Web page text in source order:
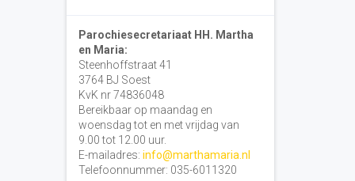
Parochiesecretariaat HH. Martha
en Maria:
Steenhoffstraat 41
3764 BJ Soest
KvK nr 74836048
Bereikbaar op maandag en
woensdag tot en met vrijdag van
9.00 tot 12.00 uur.
E-mailadres: info@marthamaria.nl
Telefoonnummer: 035-6011320